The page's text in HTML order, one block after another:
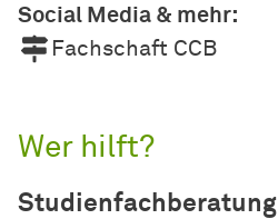
Social Media & mehr:
Fachschaft CCB
Wer hilft?
Studienfachberatung